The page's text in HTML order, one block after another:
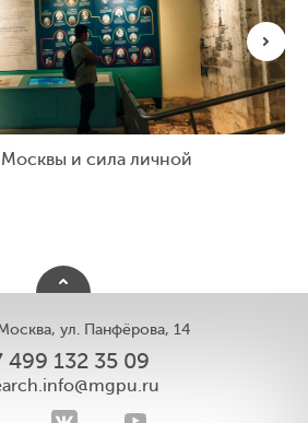
и сила личной
ул. Панфёрова, 14
499 132 35 09